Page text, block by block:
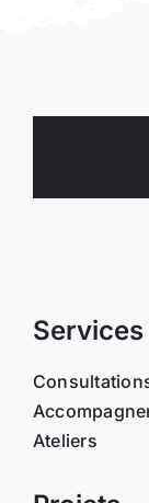
Services
Ateliers